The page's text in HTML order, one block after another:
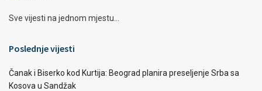
Sve vijesti na jednom mjestu...
Poslednje vijesti
Čanak i Biserko kod Kurtija: Beograd planira preseljenje Srba sa
Kosova u Sandžak